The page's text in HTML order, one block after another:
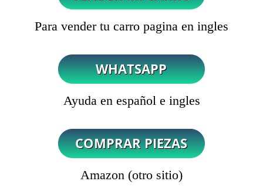
Para vender tu carro pagina en ingles
Ayuda en español e ingles
Amazon (otro sitio)